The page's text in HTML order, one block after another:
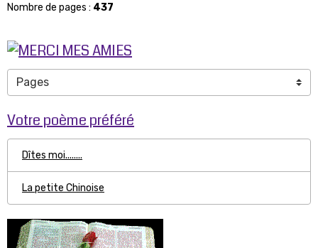
Nombre de pages : 437
Votre poème préféré
Dîtes moi........
La petite Chinoise